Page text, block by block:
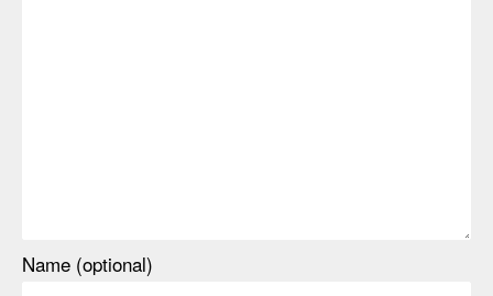
Name (optional)